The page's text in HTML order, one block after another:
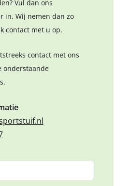
Vul dan ons
in. Wij nemen dan zo
contact met u op.
contact met ons
onderstaande